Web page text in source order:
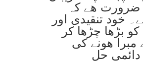
ضرورت ھے کہ
خود تنقیدی اور
بڑھا چڑھا کر
ھونے کی
حل